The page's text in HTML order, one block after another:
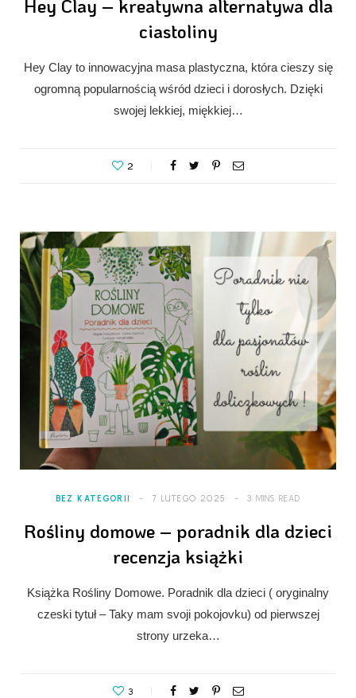
Hey Clay – kreatywna alternatywa dla
ciastoliny
Hey Clay to innowacyjna masa plastyczna, która cieszy się
ogromną popularnością wśród dzieci i dorosłych. Dzięki
swojej lekkiej, miękkiej…
2
BEZ KATEGORII 7 LUTEGO 2025 3 MINS READ
Rośliny domowe – poradnik dla dzieci
recenzja książki
Książka Rośliny Domowe. Poradnik dla dzieci ( oryginalny
czeski tytuł – Taky mam svoji pokojovku) od pierwszej
strony urzeka…
3